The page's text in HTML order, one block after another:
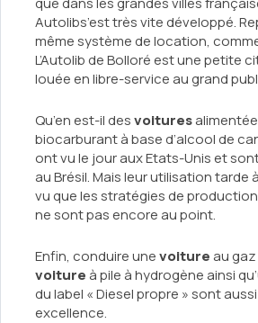
Autolibs’est très vite développé.
même système de location,
L’Autolib de Bolloré est une petite
louée en libre-service au grand
Qu’en est-il desvoitures
biocarburant à base d’alcool de
ont vu le jour aux Etats-Unis et
au Brésil. Mais leur utilisation tarde
vu que les stratégies de
ne sont pas encore au point.
Enfin, conduire unevoitureau gaz
voitureà pile à hydrogène ainsi
du label « Diesel propre » sont
excellence.